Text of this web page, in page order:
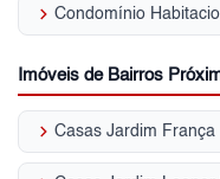
keyboard_arrow_right
Imóveis de Bairros
keyboard_arrow_right Casas Jardim França